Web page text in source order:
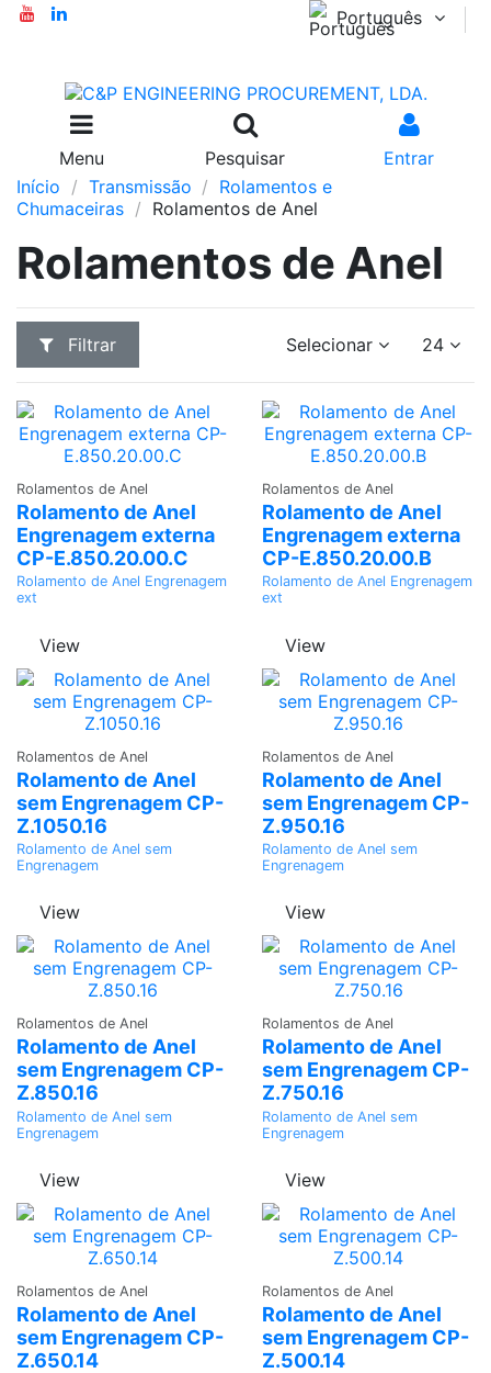
Português
Menu Pesquisar
Entrar
Início
Transmissão
Rolamentos e
Chumaceiras
Rolamentos de Anel
Rolamentos de Anel
Filtrar Selecionar 24
Rolamentos de Anel
Rolamento de Anel
Engrenagem externa
CP-E.850.20.00.C
Rolamento de Anel Engrenagem
ext
View
Rolamentos de Anel
Rolamento de Anel
Engrenagem externa
CP-E.850.20.00.B
Rolamento de Anel Engrenagem
ext
View
Rolamentos de Anel
Rolamento de Anel
sem Engrenagem CP-
Z.1050.16
Rolamento de Anel sem
Engrenagem
View
Rolamentos de Anel
Rolamento de Anel
sem Engrenagem CP-
Z.950.16
Rolamento de Anel sem
Engrenagem
View
Rolamentos de Anel
Rolamento de Anel
sem Engrenagem CP-
Z.850.16
Rolamento de Anel sem
Engrenagem
View
Rolamentos de Anel
Rolamento de Anel
sem Engrenagem CP-
Z.750.16
Rolamento de Anel sem
Engrenagem
View
Rolamentos de Anel
Rolamento de Anel
sem Engrenagem CP-
Z.650.14
Rolamentos de Anel
Rolamento de Anel
sem Engrenagem CP-
Z.500.14